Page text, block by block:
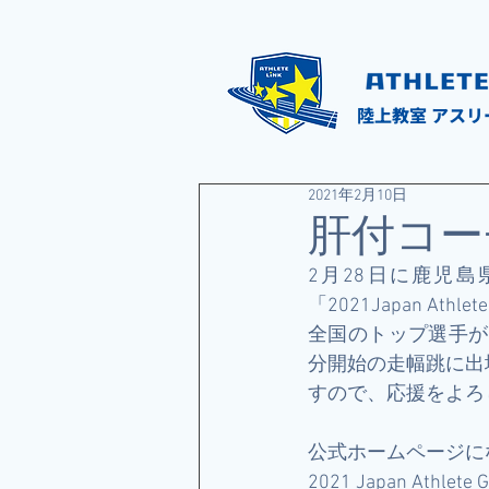
陸上教室 アス
肝付コ
2021年2月10日
2月28日に鹿児島
「2021Japan
全国のトップ選手
分開始の走幅跳に
すので、応援をよ
公式ホームページ
2021 Japan Athlete